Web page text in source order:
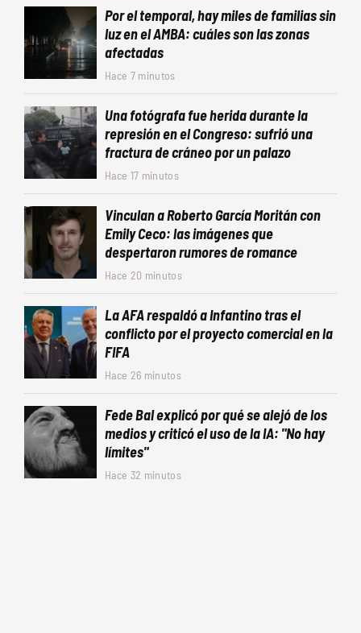
Por el temporal, hay miles de familias sin
luz en el AMBA: cuáles son las zonas
afectadas
Hace 7 minutos
Una fotógrafa fue herida durante la
represión en el Congreso: sufrió una
fractura de cráneo por un palazo
Hace 17 minutos
Vinculan a Roberto García Moritán con
Emily Ceco: las imágenes que
despertaron rumores de romance
Hace 20 minutos
La AFA respaldó a Infantino tras el
conflicto por el proyecto comercial en la
FIFA
Hace 26 minutos
Fede Bal explicó por qué se alejó de los
medios y criticó el uso de la IA: "No hay
límites"
Hace 32 minutos